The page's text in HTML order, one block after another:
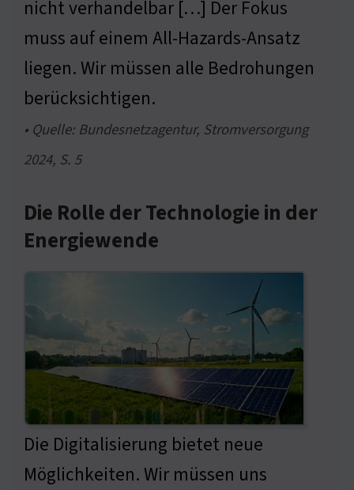
nicht verhandelbar […] Der Fokus
muss auf einem All-Hazards-Ansatz
liegen. Wir müssen alle Bedrohungen
berücksichtigen.
• Quelle: Bundesnetzagentur, Stromversorgung
2024, S. 5
Die Rolle der Technologie in der
Energiewende
Die Digitalisierung bietet neue
Möglichkeiten. Wir müssen uns